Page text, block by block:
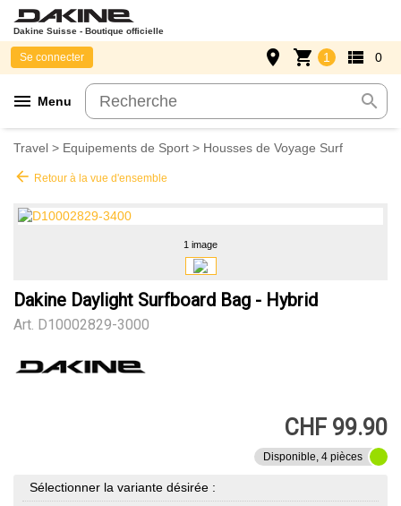
Dakine Suisse - Boutique officielle
menu Menu search
Se connecter place shopping_cart 1 view_list 0
Travel > Equipements de Sport > Housses de Voyage Surf
arrow_back Retour à la vue d'ensemble
1 image
Dakine Daylight Surfboard Bag - Hybrid
Art. D10002829-3000
CHF 99.90
Disponible, 4 pièces
Sélectionner la variante désirée :